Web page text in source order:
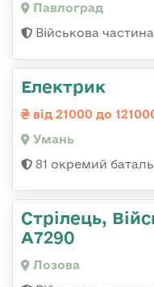
Павлоград
Військова
Електрик
від 21000 до
Умань
81 окремий
Стрілець,
А7290
Лозова